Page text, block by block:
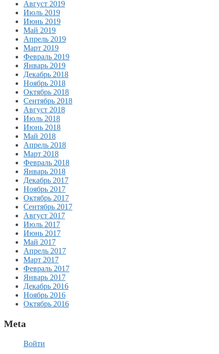
Август 2019
Июль 2019
Июнь 2019
Май 2019
Апрель 2019
Март 2019
Февраль 2019
Январь 2019
Декабрь 2018
Ноябрь 2018
Октябрь 2018
Сентябрь 2018
Август 2018
Июль 2018
Июнь 2018
Май 2018
Апрель 2018
Март 2018
Февраль 2018
Январь 2018
Декабрь 2017
Ноябрь 2017
Октябрь 2017
Сентябрь 2017
Август 2017
Июль 2017
Июнь 2017
Май 2017
Апрель 2017
Март 2017
Февраль 2017
Январь 2017
Декабрь 2016
Ноябрь 2016
Октябрь 2016
Meta
Войти